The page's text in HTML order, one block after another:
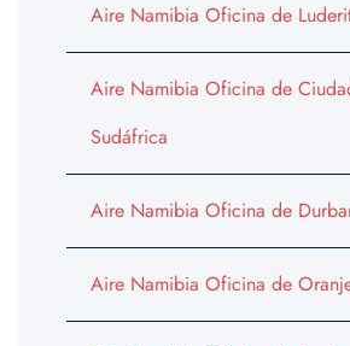
Aire Namibia Oficina de
Aire Namibia Oficina de
Sudáfrica
Aire Namibia Oficina de
Aire Namibia Oficina de